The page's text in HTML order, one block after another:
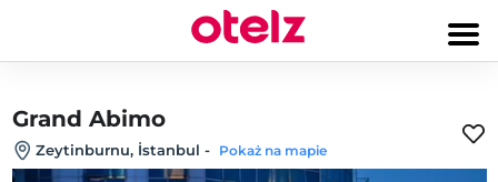
Grand Abimo
Zeytinburnu, İstanbul - Pokaż na mapie